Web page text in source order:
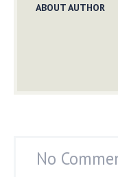
ABOUT AUTHOR
No